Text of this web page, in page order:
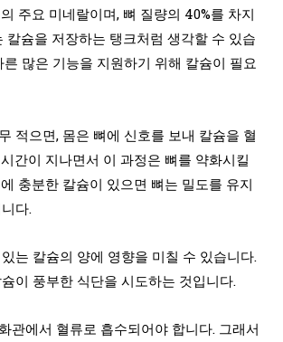
주요 미네랄이며, 뼈 질량의 40%를 차지
칼슘을 저장하는 탱크처럼 생각할 수 있습
많은 기능을 지원하기 위해 칼슘이 필요
적으면, 몸은 뼈에 신호를 보내 칼슘을 혈
간이 지나면서 이 과정은 뼈를 약화시킬
충분한 칼슘이 있으면 뼈는 밀도를 유지
다.
는 칼슘의 양에 영향을 미칠 수 있습니다.
이 풍부한 식단을 시도하는 것입니다.
관에서 혈류로 흡수되어야 합니다. 그래서